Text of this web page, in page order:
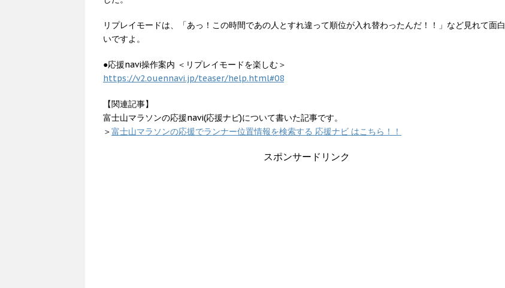
リプレイモードは、「あっ！この時間であの人とすれ違って順位が入れ替わったんだ！！」など見れて面白
いですよ。
●応援navi操作案内 ＜リプレイモードを楽しむ＞
https://v2.ouennavi.jp/teaser/help.html#08
【関連記事】
富士山マラソンの応援navi(応援ナビ)について書いた記事です。
＞富士山マラソンの応援でランナー位置情報を検索する 応援ナビ はこちら！！
スポンサードリンク